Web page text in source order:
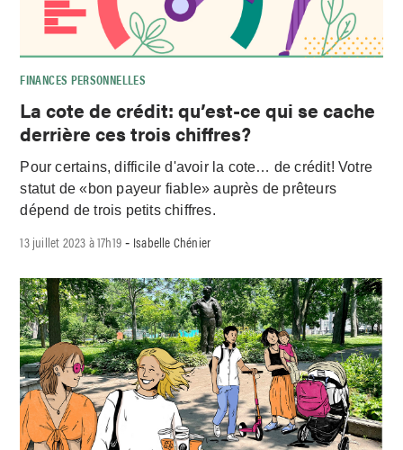
FINANCES PERSONNELLES
La cote de crédit: qu’est-ce qui se cache
derrière ces trois chiffres?
Pour certains, difficile d'avoir la cote… de crédit! Votre
statut de «bon payeur fiable» auprès de prêteurs
dépend de trois petits chiffres.
13 juillet 2023 à 17h19 - Isabelle Chénier